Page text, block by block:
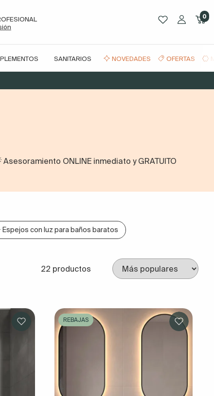
0
SANITARIOS NOVEDADES OFERTAS
ONLINE inmediato y GRATUITO
Espejos con luz para baños baratos
22 productos
REBAJAS